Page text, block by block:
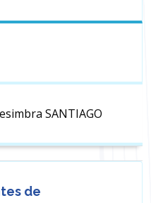
SANTIAGO
de